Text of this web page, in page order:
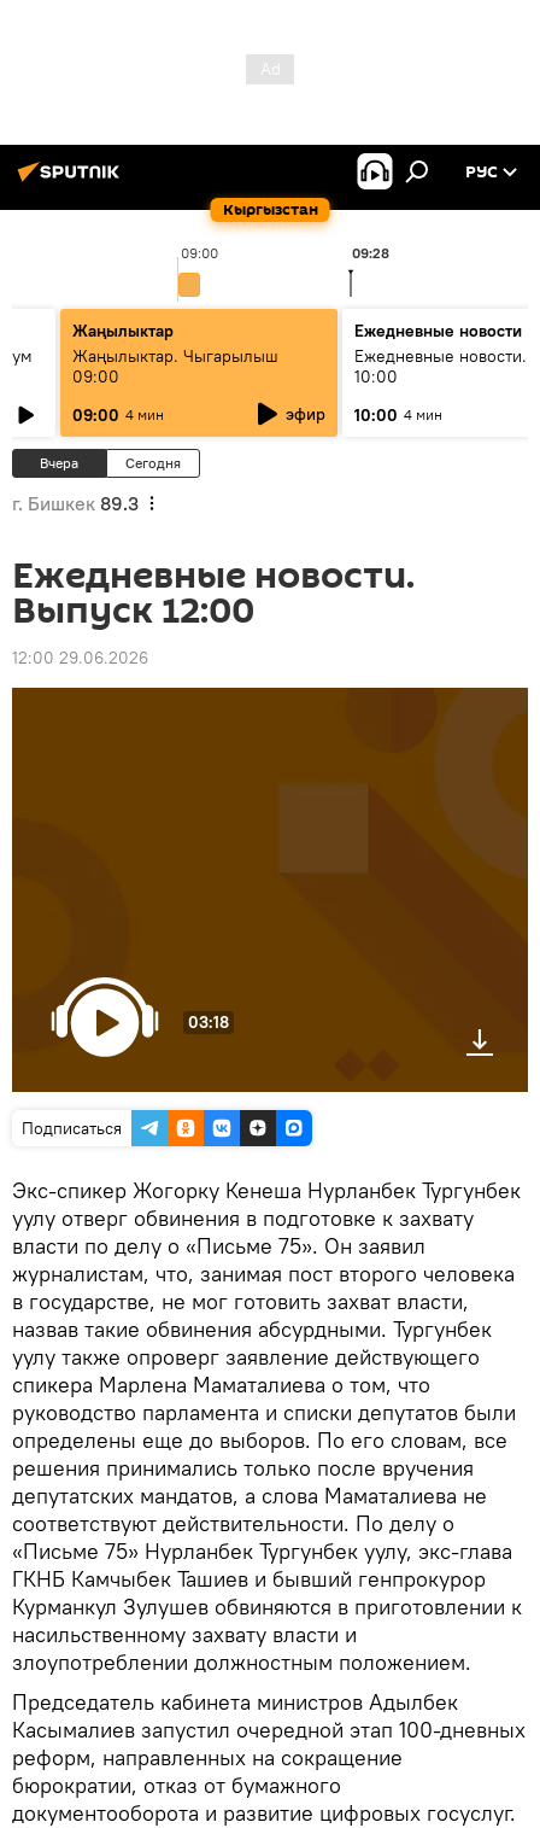
Кыргызстан
РУС
09:00 09:28
Жаңылыктар
Жаңылыктар. Чыгарылыш
09:00
09:00 4 мин эфир
Ежедневные новости
Ежедневные новости.
10:00
10:00 4 мин
Вчера Сегодня
г. Бишкек 89.3
Ежедневные новости.
Выпуск 12:00
12:00 29.06.2026
03:18
Подписаться
Экс-спикер Жогорку Кенеша Нурланбек Тургунбек
уулу отверг обвинения в подготовке к захвату
власти по делу о «Письме 75». Он заявил
журналистам, что, занимая пост второго человека
в государстве, не мог готовить захват власти,
назвав такие обвинения абсурдными. Тургунбек
уулу также опроверг заявление действующего
спикера Марлена Маматалиева о том, что
руководство парламента и списки депутатов были
определены еще до выборов. По его словам, все
решения принимались только после вручения
депутатских мандатов, а слова Маматалиева не
соответствуют действительности. По делу о
«Письме 75» Нурланбек Тургунбек уулу, экс-глава
ГКНБ Камчыбек Ташиев и бывший генпрокурор
Курманкул Зулушев обвиняются в приготовлении к
насильственному захвату власти и
злоупотреблении должностным положением.
Председатель кабинета министров Адылбек
Касымалиев запустил очередной этап 100-дневных
реформ, направленных на сокращение
бюрократии, отказ от бумажного
документооборота и развитие цифровых госуслуг.